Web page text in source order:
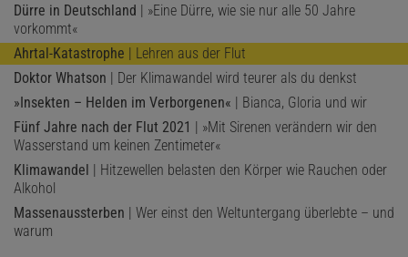
Dürre in Deutschland | »Eine Dürre, wie sie nur alle 50 Jahre
vorkommt«
Ahrtal-Katastrophe | Lehren aus der Flut
Doktor Whatson | Der Klimawandel wird teurer als du denkst
»Insekten – Helden im Verborgenen« | Bianca, Gloria und wir
Fünf Jahre nach der Flut 2021 | »Mit Sirenen verändern wir den
Wasserstand um keinen Zentimeter«
Klimawandel | Hitzewellen belasten den Körper wie Rauchen oder
Alkohol
Massenaussterben | Wer einst den Weltuntergang überlebte – und
warum